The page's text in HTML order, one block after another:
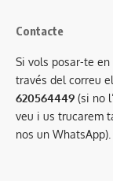
Contacte
Si vols posar-te
través del correu
620564449 (si no
veu i us trucarem
nos un WhatsApp).